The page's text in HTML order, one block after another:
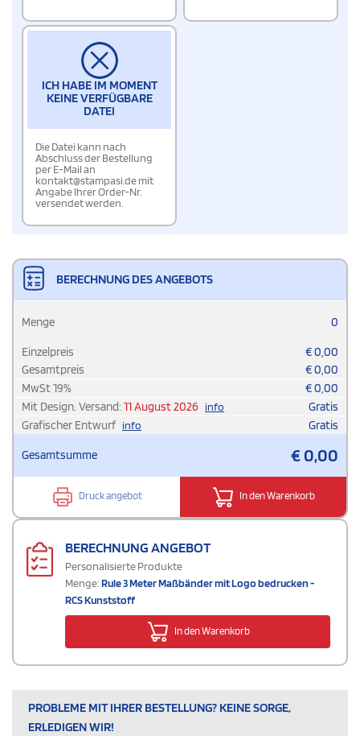
ICH HABE IM MOMENT
KEINE VERFÜGBARE
DATEI
Die Datei kann nach
Abschluss der Bestellung
per E-Mail an
kontakt@stampasi.de mit
Angabe Ihrer Order-Nr.
versendet werden.
BERECHNUNG DES ANGEBOTS
Menge 0
Einzelpreis €0,00
Gesamtpreis
€0,00
MwSt19% €0,00
Mit Design. Versand: 11 August 2026 info
Gratis
Grafischer Entwurf info Gratis
Gesamtsumme €0,00
Druck angebot In den Warenkorb
BERECHNUNG ANGEBOT
Personalisierte Produkte
Menge:Rule 3 Meter Maßbänder mit Logo bedrucken -
RCS Kunststoff
In den Warenkorb
PROBLEME MIT IHRER BESTELLUNG? KEINE SORGE,
ERLEDIGEN WIR!